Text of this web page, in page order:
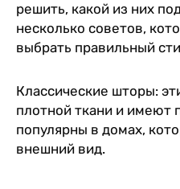
решить, какой из них
несколько советов,
выбрать правильный
Классические шторы:
плотной ткани и имеют
популярны в домах,
внешний вид.